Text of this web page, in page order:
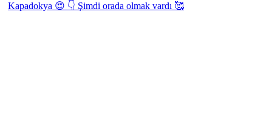
Kapadokya 😍 👇 Şimdi orada olmak vardı 🥰